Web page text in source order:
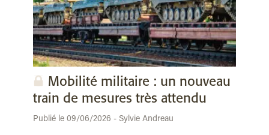
Mobilité militaire : un nouveau
train de mesures très attendu
Publié le 09/06/2026 - Sylvie Andreau